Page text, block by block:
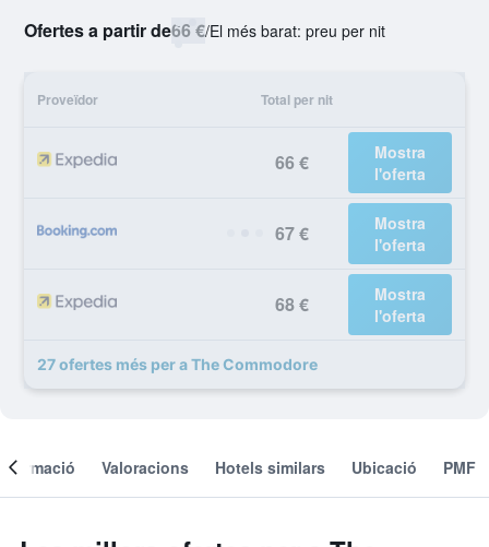
Ofertes a partir de66 €/El més barat: preu per nit
Proveïdor Total per nit
66 €
Mostra
l'oferta
67 €
Mostra
l'oferta
68 €
Mostra
l'oferta
27 ofertes més per a The Commodore
Valoracions Hotels similars Ubicació PMF